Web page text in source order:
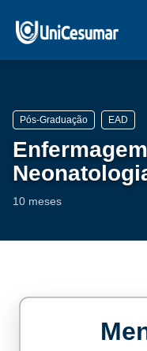
Pós-Graduação EAD
10 meses